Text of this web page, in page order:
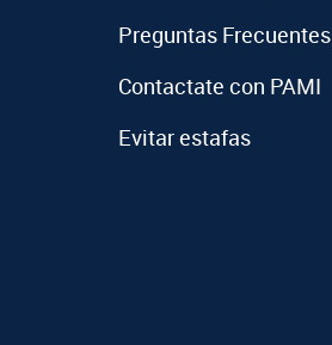
Preguntas Frecuentes
Contactate con PAMI
Evitar estafas